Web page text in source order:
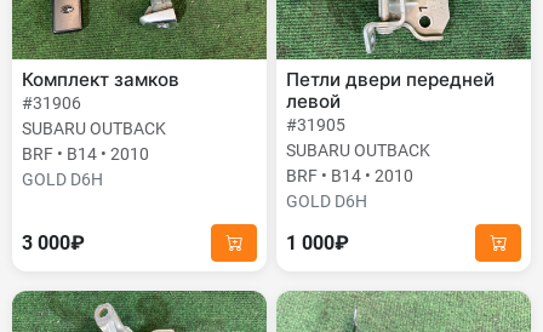
Комплект замков
#31906
SUBARU OUTBACK
BRF • B14 • 2010
GOLD D6H
3 000₽
Петли двери передней
левой
#31905
SUBARU OUTBACK
BRF • B14 • 2010
GOLD D6H
1 000₽